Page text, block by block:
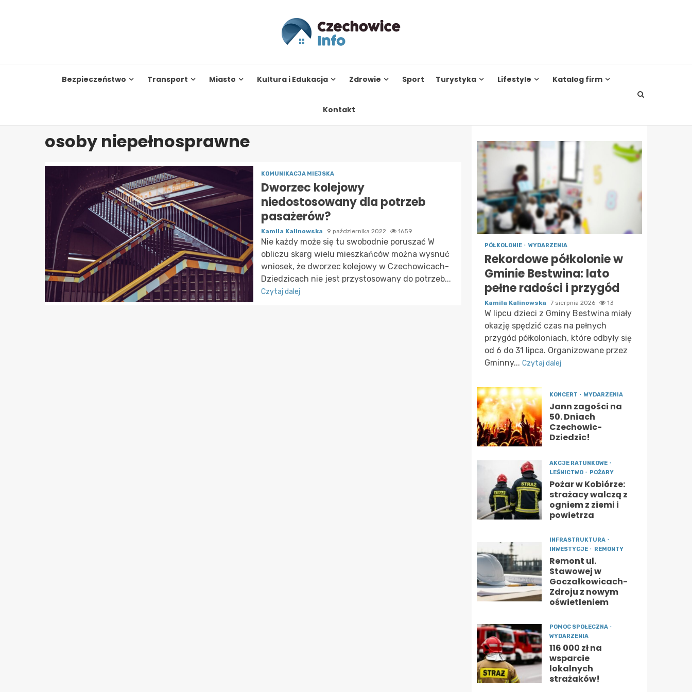
Bezpieczeństwo Transport Miasto Kultura i Edukacja Zdrowie Sport Turystyka Lifestyle Katalog firm
Kontakt
osoby niepełnosprawne
KOMUNIKACJA MIEJSKA
Dworzec kolejowy
niedostosowany dla potrzeb
pasażerów?
Kamila Kalinowska 9 października 2022 1659
Nie każdy może się tu swobodnie poruszać W
obliczu skarg wielu mieszkańców można wysnuć
wniosek, że dworzec kolejowy w Czechowicach-
Dziedzicach nie jest przystosowany do potrzeb...
Czytaj dalej
PÓŁKOLONIE WYDARZENIA
Rekordowe półkolonie w
Gminie Bestwina: lato
pełne radości i przygód
Kamila Kalinowska 7 sierpnia 2026 13
W lipcu dzieci z Gminy Bestwina miały
okazję spędzić czas na pełnych
przygód półkoloniach, które odbyły się
od 6 do 31 lipca. Organizowane przez
Gminny... Czytaj dalej
KONCERT WYDARZENIA
Jann zagości na
50. Dniach
Czechowic-
Dziedzic!
AKCJE RATUNKOWE
LEŚNICTWO
POŻARY
Pożar w Kobiórze:
strażacy walczą z
ogniem z ziemi i
powietrza
INFRASTRUKTURA
INWESTYCJE
REMONTY
Remont ul.
Stawowej w
Goczałkowicach-
Zdroju z nowym
oświetleniem
POMOC SPOŁECZNA
WYDARZENIA
116 000 zł na
wsparcie
lokalnych
strażaków!